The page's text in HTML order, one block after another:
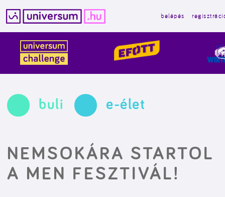
tartalomba
belépés
buli e-élet
NEMSOKÁRA STARTOL
A MEN FESZTIVÁL!